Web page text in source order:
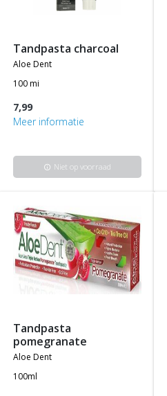
tandpasta charcoal
aloe dent
100 mi
7,99
Meer informatie
info Niet op voorraad
tandpasta
pomegranate
aloe dent
100ml